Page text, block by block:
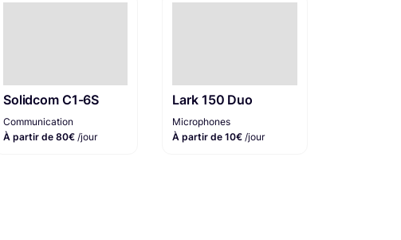
Solidcom C1-6S
Communication
À partir de 80€ /jour
Lark 150 Duo
Microphones
À partir de 10€/jour